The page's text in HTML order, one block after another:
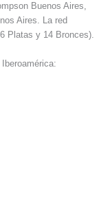
Buenos Aires,
Aires. La red
Platas y 14 Bronces).